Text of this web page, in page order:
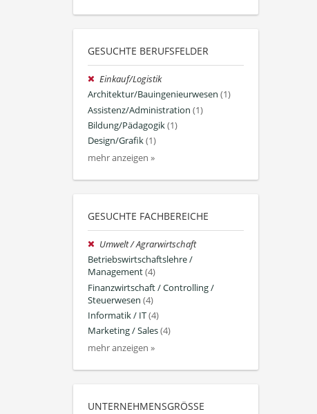
GESUCHTE BERUFSFELDER
Einkauf/Logistik
Architektur/Bauingenieurwesen (1)
Assistenz/Administration (1)
Bildung/Pädagogik(1)
Design/Grafik(1)
mehr anzeigen »
GESUCHTE FACHBEREICHE
Umwelt / Agrarwirtschaft
Betriebswirtschaftslehre /
Management(4)
Finanzwirtschaft / Controlling /
Steuerwesen (4)
Informatik / IT(4)
Marketing / Sales(4)
mehr anzeigen »
UNTERNEHMENSGRÖSSE